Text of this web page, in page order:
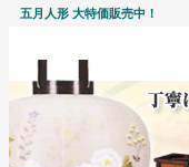
五月人形 大特価販売中！